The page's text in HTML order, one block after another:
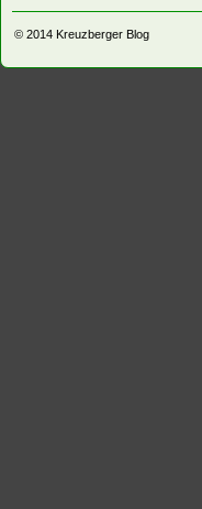
© 2014 Kreuzberger Blog